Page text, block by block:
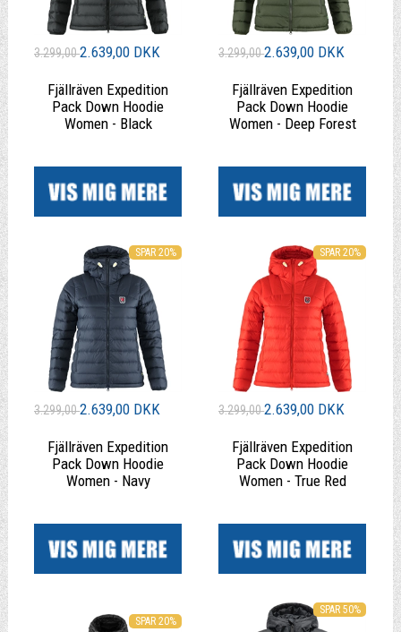
3.299,002.639,00 DKK
Fjällräven Expedition
Pack Down Hoodie
Women - Black
3.299,002.639,00 DKK
Fjällräven Expedition
Pack Down Hoodie
Women - Deep Forest
SPAR 20%
3.299,002.639,00 DKK
Fjällräven Expedition
Pack Down Hoodie
Women - Navy
SPAR 20%
3.299,002.639,00 DKK
Fjällräven Expedition
Pack Down Hoodie
Women - True Red
SPAR 20%
SPAR 50%